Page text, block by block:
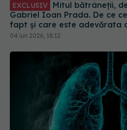
EXCLUSIV
Gabriel Ioan Prada. De ce
fapt și care este adevărata
04 iun 2026, 18:12